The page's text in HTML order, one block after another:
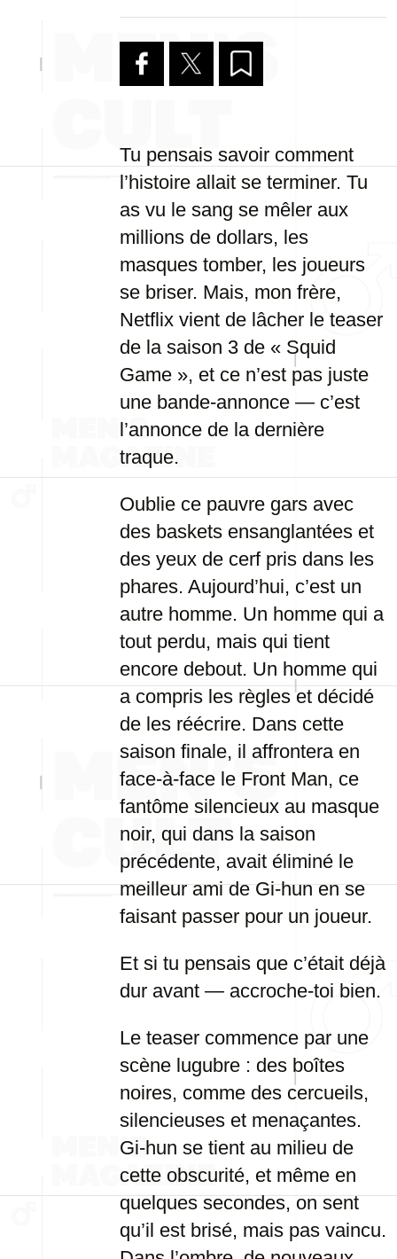
Tu pensais savoir comment
l’histoire allait se terminer. Tu
as vu le sang se mêler aux
millions de dollars, les
masques tomber, les joueurs
se briser. Mais, mon frère,
Netflix vient de lâcher le teaser
de la saison 3 de « Squid
Game », et ce n’est pas juste
une bande-annonce — c’est
l’annonce de la dernière
traque.
Oublie ce pauvre gars avec
des baskets ensanglantées et
des yeux de cerf pris dans les
phares. Aujourd’hui, c’est un
autre homme. Un homme qui a
tout perdu, mais qui tient
encore debout. Un homme qui
a compris les règles et décidé
de les réécrire. Dans cette
saison finale, il affrontera en
face-à-face le Front Man, ce
fantôme silencieux au masque
noir, qui dans la saison
précédente, avait éliminé le
meilleur ami de Gi-hun en se
faisant passer pour un joueur.
Et si tu pensais que c’était déjà
dur avant — accroche-toi bien.
Le teaser commence par une
scène lugubre : des boîtes
noires, comme des cercueils,
silencieuses et menaçantes.
Gi-hun se tient au milieu de
cette obscurité, et même en
quelques secondes, on sent
qu’il est brisé, mais pas vaincu.